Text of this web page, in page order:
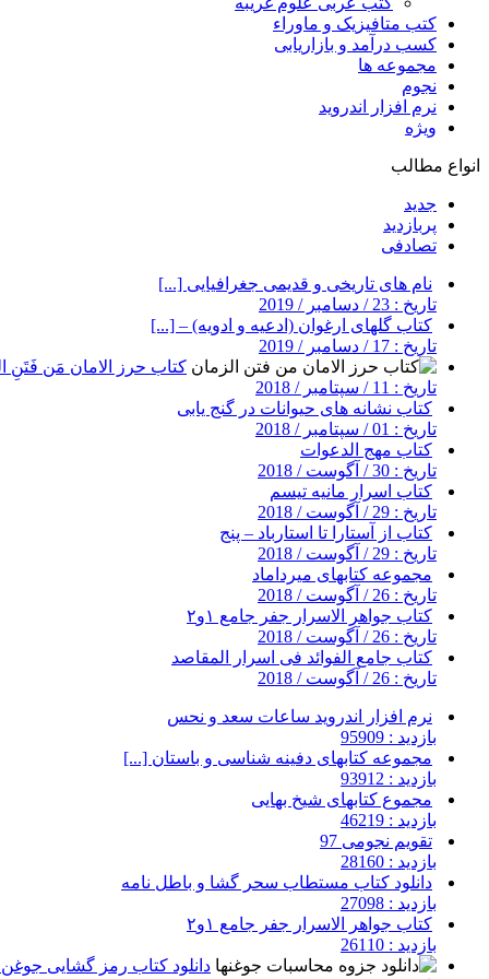
کتب متافیزیک و ماوراء
کسب درآمد و بازاریابی
مجموعه ها
نجوم
نرم افزار اندروید
ویژه
انواع مطالب
جدید
پربازدید
تصادفی
نام های تاریخی و قدیمی جغرافیایی [...]
تاریخ : 23 / دسامبر / 2019
کتاب گلهای ارغوان (ادعیه و ادویه) – [...]
تاریخ : 17 / دسامبر / 2019
کتاب حرز الامان مَن فَتَنِ
تاریخ : 11 / سپتامبر / 2018
کتاب نشانه های حیوانات در گنج یابی
تاریخ : 01 / سپتامبر / 2018
کتاب مهج الدعوات
تاریخ : 30 / آگوست / 2018
کتاب اسرار مانیه تیسم
تاریخ : 29 / آگوست / 2018
کتاب از آستارا تا استارباد – پنج
تاریخ : 29 / آگوست / 2018
مجموعه کتابهای میرداماد
تاریخ : 26 / آگوست / 2018
کتاب جواهر الاسرار جفر جامع ۱و۲
تاریخ : 26 / آگوست / 2018
کتاب جامع الفوائد فی اسرار المقاصد
تاریخ : 26 / آگوست / 2018
نرم افزار اندروید ساعات سعد و نحس
بازدید : 95909
مجموعه کتابهای دفینه شناسی و باستان [...]
بازدید : 93912
مجموع کتابهای شیخ بهایی
بازدید : 46219
تقویم نجومی 97
بازدید : 28160
دانلود کتاب مستطاب سحر گشا و باطل نامه
بازدید : 27098
کتاب جواهر الاسرار جفر جامع ۱و۲
بازدید : 26110
دانلود کتاب رمز گشایی